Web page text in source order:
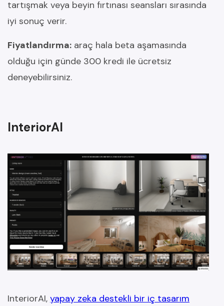
tartışmak veya beyin fırtınası seansları sırasında
iyi sonuç verir.
Fiyatlandırma: araç hala beta aşamasında
olduğu için günde 300 kredi ile ücretsiz
deneyebilirsiniz.
InteriorAI
InteriorAI, yapay zeka destekli bir iç tasarım